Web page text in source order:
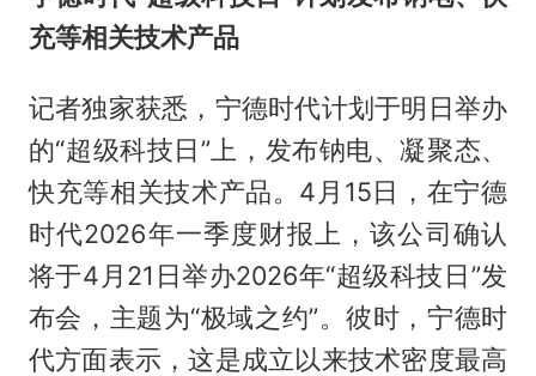
充等相关技术产品
记者独家获悉，宁德时代计划于明日举办
的“超级科技日”上，发布钠电、凝聚态、
快充等相关技术产品。4月15日，在宁德
时代2026年一季度财报上，该公司确认
将于4月21日举办2026年“超级科技日”发
布会，主题为“极域之约”。彼时，宁德时
代方面表示，这是成立以来技术密度最高